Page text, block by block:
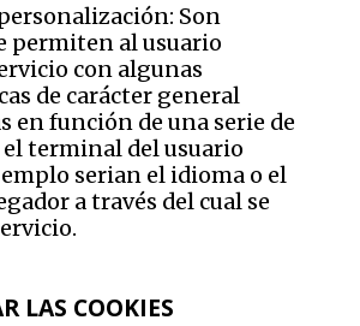
Son
permiten al usuario
con algunas
de carácter general
en función de una serie de
terminal del usuario
serian el idioma o el
a través del cual se
LAS COOKIES